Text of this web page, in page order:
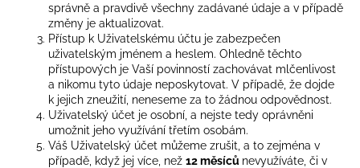
správně a pravdivě všechny zadávané údaje a v případě
změny je aktualizovat.
Přístup k Uživatelskému účtu je zabezpečen
uživatelským jménem a heslem. Ohledně těchto
přístupových je Vaší povinností zachovávat mlčenlivost
a nikomu tyto údaje neposkytovat. V případě, že dojde
k jejich zneužití, neneseme za to žádnou odpovědnost.
Uživatelský účet je osobní, a nejste tedy oprávněni
umožnit jeho využívání třetím osobám.
Váš Uživatelský účet můžeme zrušit, a to zejména v
případě, když jej více, než 12 měsíců nevyužíváte, či v